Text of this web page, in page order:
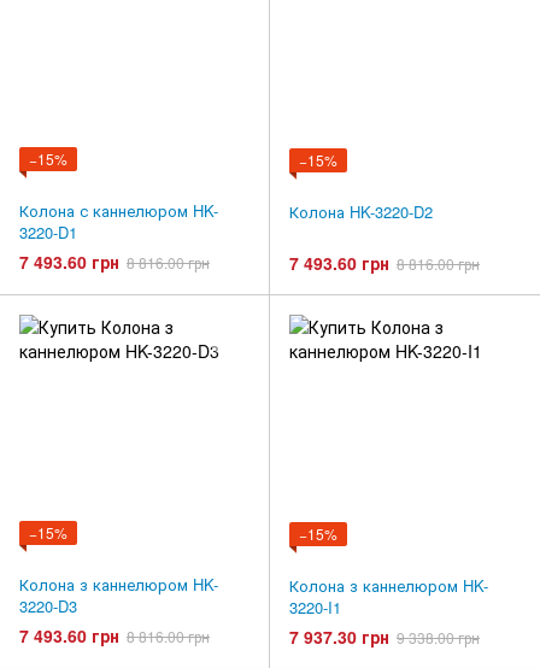
−15%
Колона с каннелюром HK-
3220-D1
7 493.60 грн 8 816.00 грн
−15%
Колона HK-3220-D2
7 493.60 грн 8 816.00 грн
−15%
Колона з каннелюром HK-
3220-D3
7 493.60 грн 8 816.00 грн
−15%
Колона з каннелюром HK-
3220-I1
7 937.30 грн 9 338.00 грн